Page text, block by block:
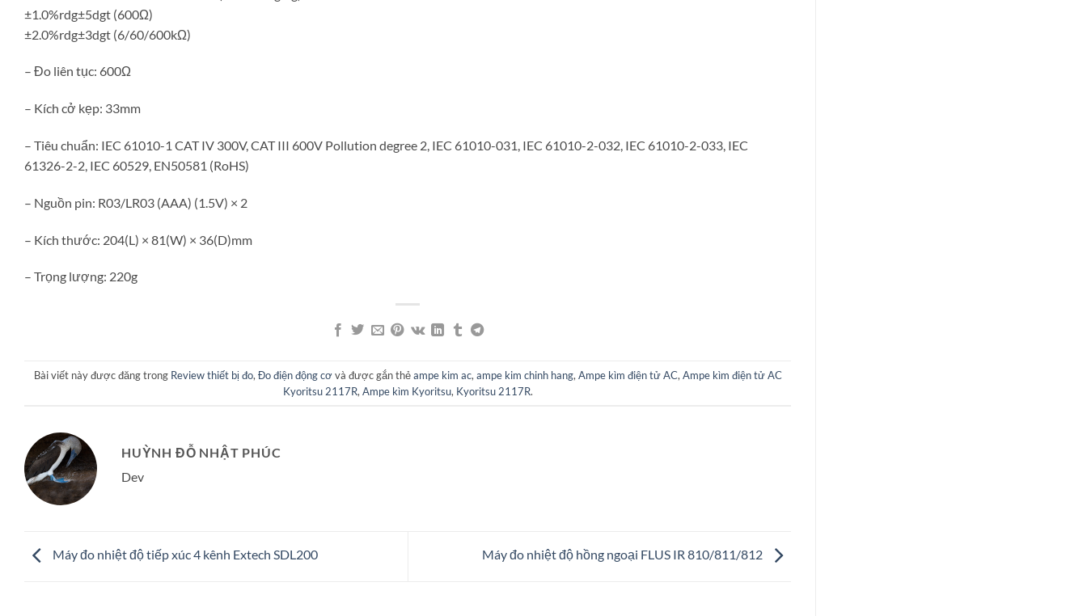
±1.0%rdg±5dgt (600Ω)
±2.0%rdg±3dgt (6/60/600kΩ)
– Đo liên tục: 600Ω
– Kích cở kẹp: 33mm
– Tiêu chuẩn: IEC 61010-1 CAT IV 300V, CAT III 600V Pollution degree 2, IEC 61010-031, IEC 61010-2-032, IEC 61010-2-033, IEC
61326-2-2, IEC 60529, EN50581 (RoHS)
– Nguồn pin: R03/LR03 (AAA) (1.5V) × 2
– Kích thước: 204(L) × 81(W) × 36(D)mm
– Trọng lượng: 220g
Bài viết này được đăng trong Review thiết bị đo, Đo điện động cơvà được gắn thẻampe kim ac, ampe kim chinh hang, Ampe kìm điện tử AC, Ampe kìm điện tử AC
Kyoritsu 2117R, Ampe kìm Kyoritsu, Kyoritsu 2117R.
HUỲNH ĐỖ NHẬT PHÚC
Dev
Máy đo nhiệt độ tiếp xúc 4 kênh Extech SDL200 Máy đo nhiệt độ hồng ngoại FLUS IR 810/811/812